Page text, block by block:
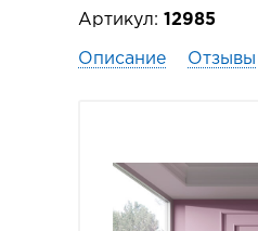
Артикул: 12985
Описание Отзывы